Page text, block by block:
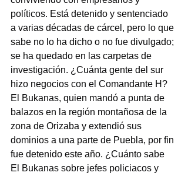
políticos. Está detenido y sentenciado
a varias décadas de cárcel, pero lo que
sabe no lo ha dicho o no fue divulgado;
se ha quedado en las carpetas de
investigación. ¿Cuánta gente del sur
hizo negocios con el Comandante H?
El Bukanas, quien mandó a punta de
balazos en la región montañosa de la
zona de Orizaba y extendió sus
dominios a una parte de Puebla, por fin
fue detenido este año. ¿Cuánto sabe
El Bukanas sobre jefes policiacos y